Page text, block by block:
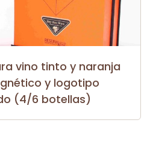
vino tinto y naranja
y logotipo
(4/6 botellas)